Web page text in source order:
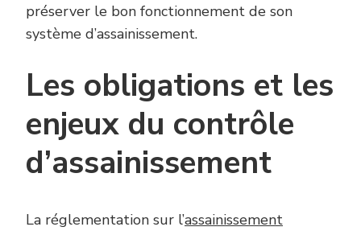
préserver le bon fonctionnement de son
système d’assainissement.
Les obligations et les
enjeux du contrôle
d’assainissement
La réglementation sur l’assainissement